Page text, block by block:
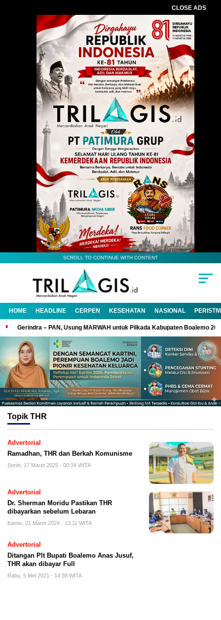
CLOSE ADS
SCROLL TO CONTINUE WITH CONTENT
HOME HEADLINE CERPEN KESEHATAN NASIONAL
Gerindra – PAN, Usung MARWAH untuk Pilkada Kabupaten Boalemo
Topik THR
Advertorial
Ramadhan, THR dan Berkah Komunisme
Senin, 17 Maret 2025 - 00:34 WITA
Advertorial
Dr. Sherman Moridu Pastikan THR
dibayarkan sebelum Lebaran
Kamis, 21 Maret 2024 - 13:11 WITA
Advertorial
Ditangan Plt Bupati Boalemo Anas Jusuf,
THR akan dibayar Full
Rabu, 5 Mei 2021 - 14:38 WITA